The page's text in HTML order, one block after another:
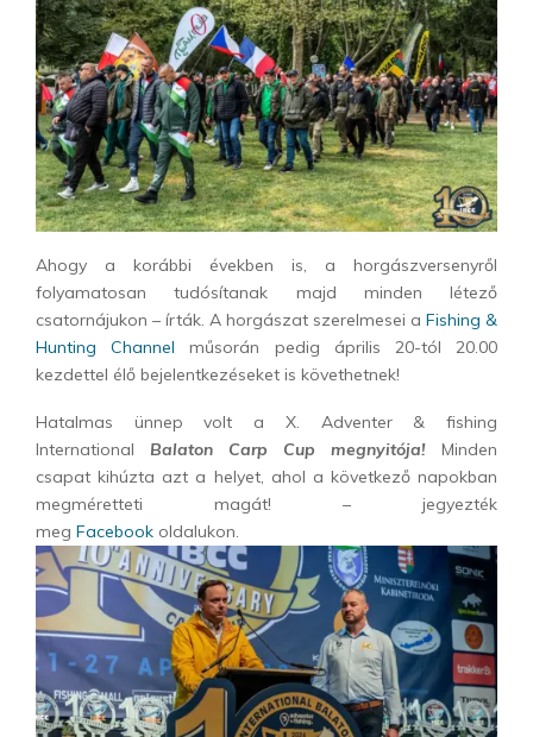
Ahogy a korábbi években is, a horgászversenyről
folyamatosan tudósítanak majd minden létező
csatornájukon – írták. A horgászat szerelmesei a Fishing &
Hunting Channel műsorán pedig április 20-tól 20.00
kezdettel élő bejelentkezéseket is követhetnek!
Hatalmas ünnep volt a X. Adventer & fishing
International Balaton Carp Cup megnyitója! Minden
csapat kihúzta azt a helyet, ahol a következő napokban
megméretteti magát! – jegyezték
meg Facebook oldalukon.